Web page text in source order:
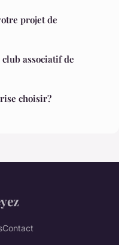
projet de
associatif de
choisir?
Contact